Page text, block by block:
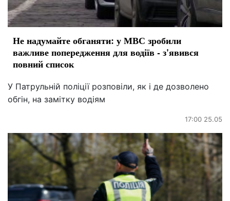
Не надумайте обганяти: у МВС зробили
важливе попередження для водіїв - з'явився
повний список
У Патрульній поліції розповіли, як і де дозволено
обгін, на замітку водіям
17:00 25.05